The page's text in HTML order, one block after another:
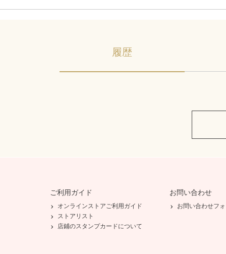
履歴
ご利用ガイド
オンラインストアご利用ガイド
ストアリスト
店鋪のスタンプカードについて
お問い合わせ
お問い合わせフ